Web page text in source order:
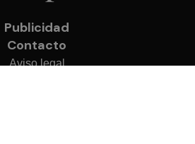
Publicidad
Contacto
Aviso legal